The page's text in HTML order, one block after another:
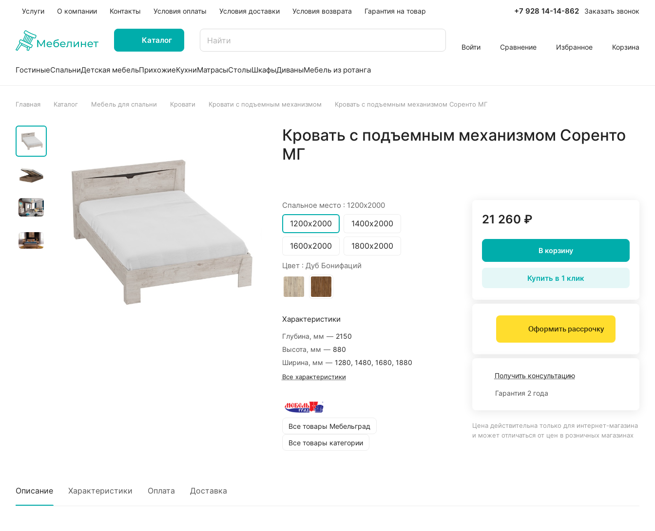
Услуги О компании Контакты Условия оплаты Условия доставки Условия возврата Гарантия на товар +7 928 14-14-862 Заказать звонок
Каталог
Войти Сравнение Избранное Корзина
ГостиныеСпальниДетская мебельПрихожиеКухниМатрасыСтолыШкафыДиваныМебель из ротанга
Главная Каталог Мебель для спальни Кровати Кровати с подъемным механизмом Кровать с подъемным механизмом Соренто МГ
Кровать с подъемным механизмом Соренто
МГ
Спальное место : 1200х2000
1200х2000 1400х2000
1600х2000 1800х2000
Цвет : Дуб Бонифаций
Характеристики
Глубина, мм — 2150
Высота, мм — 880
Ширина, мм — 1280, 1480, 1680, 1880
Все характеристики
Все товары Мебельград
Все товары категории
21 260 ₽
В корзину
Купить в 1 клик
Оформить рассрочку
Получить консультацию
Гарантия 2 года
Цена действительна только для интернет-магазина
и может отличаться от цен в розничных магазинах
Описание Характеристики Оплата Доставка